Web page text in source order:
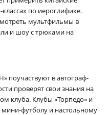
по иероглифике.
мультфильмы в
и шоу с трюками на
поучаствуют в автограф-
проверят свои знания на
клуба. Клубы «Торпедо» и
футболу и настольному